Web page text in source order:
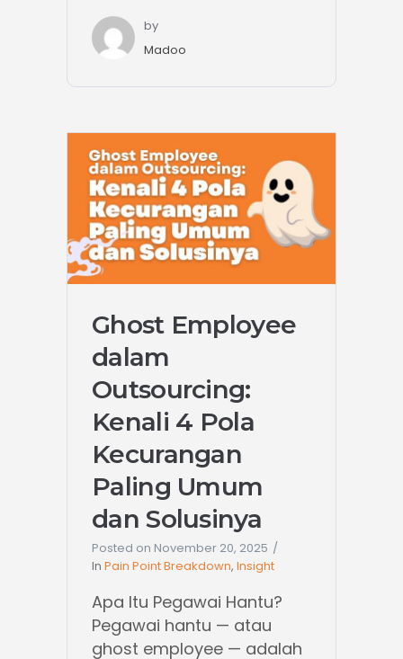
by
Madoo
Ghost Employee
dalam
Outsourcing:
Kenali 4 Pola
Kecurangan
Paling Umum
dan Solusinya
Posted on November 20, 2025
In Pain Point Breakdown, Insight
Apa Itu Pegawai Hantu?
Pegawai hantu — atau
ghost employee — adalah